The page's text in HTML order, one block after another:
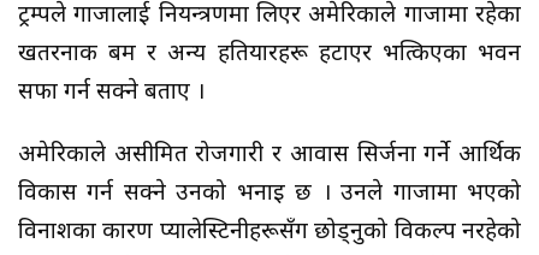
ट्रम्पले गाजालाई नियन्त्रणमा लिएर अमेरिकाले गाजामा रहेका
खतरनाक बम र अन्य हतियारहरू हटाएर भत्किएका भवन
सफा गर्न सक्ने बताए ।
अमेरिकाले असीमित रोजगारी र आवास सिर्जना गर्ने आर्थिक
विकास गर्न सक्ने उनको भनाइ छ । उनले गाजामा भएको
विनाशका कारण प्यालेस्टिनीहरूसँग छोड्नुको विकल्प नरहेको